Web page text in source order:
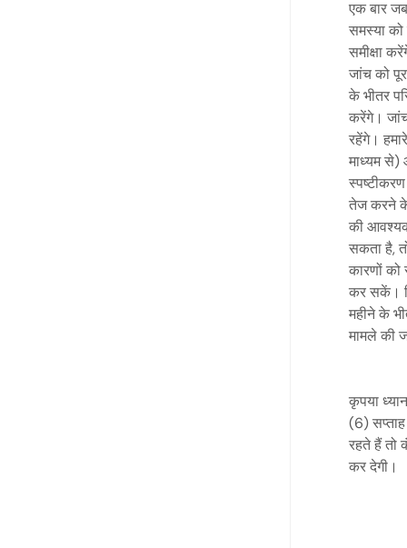
एक बार
समस्या
समीक्षा
जांच को
के भीतर
करेंगे।
रहेंगे।
माध्यम से)
तेज करने
की
सकता है,
कारणों
कर सकें।
महीने के
मामले की
कृपया
(6)
रहते हैं तो
कर देगी।